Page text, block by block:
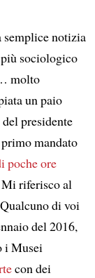
semplice notizia
sociologico
molto
un paio
presidente
mandato
poche ore
Mi riferisco al
di voi
del 2016,
i Musei
con dei